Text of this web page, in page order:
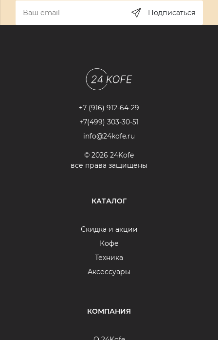
Подписаться
+7 (916) 912-64-29
+7(499) 303-30-51
info@24kofe.ru
© 2026 24Kofe
все права защищены
КАТАЛОГ
Скидка и акции
Кофе
Техника
Аксессуары
КОМПАНИЯ